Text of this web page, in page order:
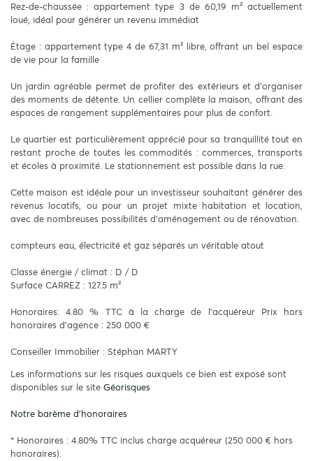
Rez-de-chaussée : appartement type 3 de 60,19 m² actuellement
loué, idéal pour générer un revenu immédiat
Étage : appartement type 4 de 67,31 m² libre, offrant un bel espace
de vie pour la famille
Un jardin agréable permet de profiter des extérieurs et d’organiser
des moments de détente. Un cellier complète la maison, offrant des
espaces de rangement supplémentaires pour plus de confort.
Le quartier est particulièrement apprécié pour sa tranquillité tout en
restant proche de toutes les commodités : commerces, transports
et écoles à proximité. Le stationnement est possible dans la rue.
Cette maison est idéale pour un investisseur souhaitant générer des
revenus locatifs, ou pour un projet mixte habitation et location,
avec de nombreuses possibilités d’aménagement ou de rénovation.
compteurs eau, électricité et gaz séparés un véritable atout
Classe énergie / climat : D / D
Surface CARREZ : 127.5 m²
Honoraires: 4.80 % TTC à la charge de l’acquéreur Prix hors
honoraires d’agence : 250 000 €
Conseiller Immobilier : Stéphan MARTY
Les informations sur les risques auxquels ce bien est exposé sont
disponibles sur le site Géorisques
Notre barème d'honoraires
* Honoraires : 4.80% TTC inclus charge acquéreur (250 000 € hors
honoraires).